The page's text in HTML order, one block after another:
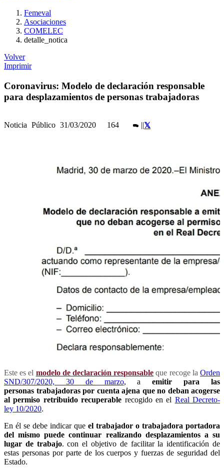
Femeval
Asociaciones
COMELEC
detalle_notica
Volver
Imprimir
Coronavirus: Modelo de declaración responsable
para desplazamientos de personas trabajadoras
Noticia Público 31/03/2020 164
Este es el modelo de declaración responsable que recoge laOrden
SND/307/2020, 30 de marzo, aemitir para las
personas trabajadoras por cuenta ajena que no deban acogerse
al permiso retribuido recuperable recogido en el Real Decreto-
ley 10/2020.
En él se debe indicar que el trabajador o trabajadora portadora
del mismo puede continuar realizando desplazamientos a su
lugar de trabajo. con el objetivo de facilitar la identificación de
estas personas por parte de los cuerpos y fuerzas de seguridad del
Estado.